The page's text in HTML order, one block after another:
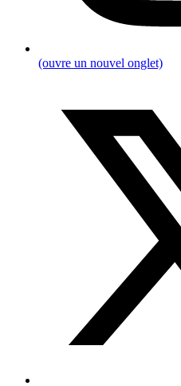
(ouvre un nouvel onglet)